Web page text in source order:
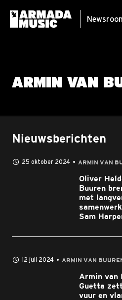
ARMIN VAN
Nieuwsberichten
25 oktober 2024 ARMIN VAN
Oliver
Buuren
met
Sam
12 juli 2024 ARMIN VAN
Armin van
Guetta
vuur en